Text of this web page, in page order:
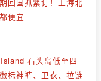
回国抓紧订！上海北
便宜
石头岛低至四
标神裤、卫衣、拉链